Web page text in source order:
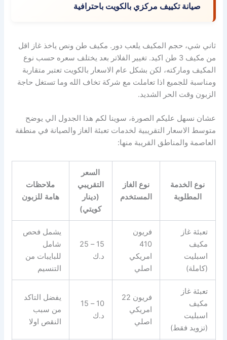
صيانة تكييف مركزي بالكويت باحترافية
ثاني شي، حجم المكيف يلعب دور. مكيف طن ونص ياخذ غاز اقل
من مكيف 3 طن اكيد. تغيير الفلاتر بعد يختلف سعره حسب نوع
المكيف وماركته، لكن بشكل عام الاسعار بالكويت تعتبر متقاربة
ومناسبة للجميع اذا تعاملت مع شركة تخاف الله وما تستغل حاجة
الزبون وقت الحر الشديد.
عشان نسهل عليكم الصورة، سوينا لكم هذا الجدول الي يوضح
متوسط الاسعار التقريبية لخدمات تعبئة الغاز والصيانة في منطقة
العاصمة والمناطق القريبة منها:
نوع الخدمة
المطلوبة
نوع الغاز
المستخدم
السعر
التقريبي
(دينار
كويتي)
ملاحظات
هامة للزبون
تعبئة غاز
مكيف
اسبليت
(كاملة)
فريون
410
امريكي
اصلي
15 – 25
د.ك
يشمل فحص
شامل
للبايبات من
التنسيم
تعبئة غاز
مكيف
اسبليت
(تزويد فقط)
فريون 22
امريكي
اصلي
10 – 15
د.ك
يفضل التاكد
من سبب
النقص اولا